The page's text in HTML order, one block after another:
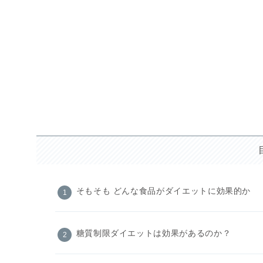
そもそも どんな食品がダイエットに効果的か
糖質制限ダイエットは効果があるのか？